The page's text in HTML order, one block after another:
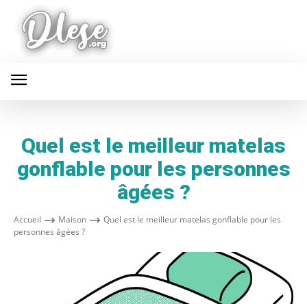
Quel est le meilleur matelas
gonflable pour les personnes
âgées ?
Accueil Maison
Quel est le meilleur matelas gonflable pour les
personnes âgées ?